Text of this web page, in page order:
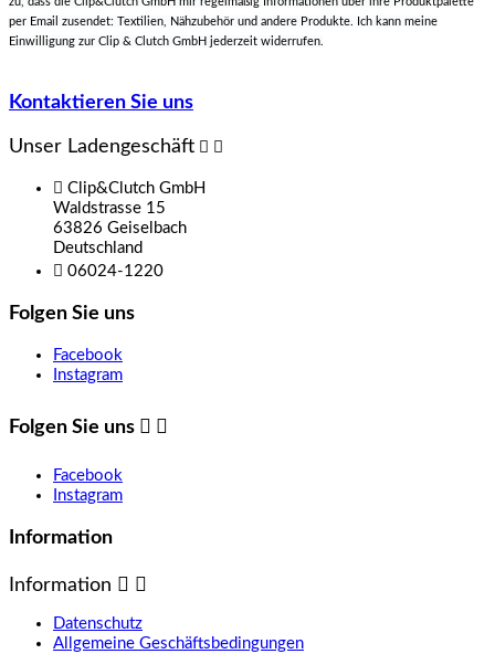
per Email zusendet: Textilien, Nähzubehör und andere Produkte. Ich kann meine
Einwilligung zur Clip & Clutch GmbH jederzeit widerrufen.
Kontaktieren Sie uns
Unser Ladengeschäft  
 Clip&Clutch GmbH
Waldstrasse 15
63826 Geiselbach
Deutschland
 06024-1220
Folgen Sie uns
Facebook
Instagram
Folgen Sie uns  
Facebook
Instagram
Information
Information  
Datenschutz
Allgemeine Geschäftsbedingungen